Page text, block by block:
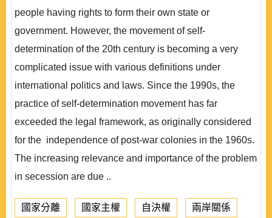
people having rights to form their own state or
government. However, the movement of self-
determination of the 20th century is becoming a very
complicated issue with various definitions under
international politics and laws. Since the 1990s, the
practice of self-determination movement has far
exceeded the legal framework, as originally considered
for the independence of post-war colonies in the 1960s.
The increasing relevance and importance of the problem
in secession are due ..
國家分離 國家主權 自決權 兩岸關係